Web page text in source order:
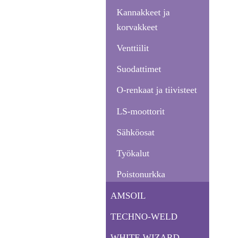
Kannakkeet ja
korvakkeet
Venttiilit
Suodattimet
O-renkaat ja tiivisteet
LS-moottorit
Sähköosat
Työkalut
Poistonurkka
AMSOIL
TECHNO-WELD